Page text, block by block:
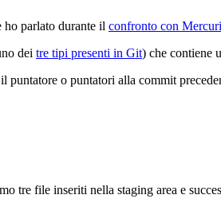
ho parlato durante il confronto con
dei tre tipi presenti in Git) che contiene
o puntatori alla commit
tre file inseriti nella staging area e